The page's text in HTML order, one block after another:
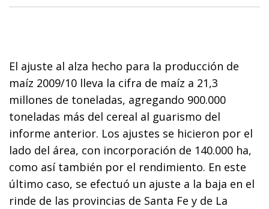
El ajuste al alza hecho para la producción de
maíz 2009/10 lleva la cifra de maíz a 21,3
millones de toneladas, agregando 900.000
toneladas más del cereal al guarismo del
informe anterior. Los ajustes se hicieron por el
lado del área, con incorporación de 140.000 ha,
como así también por el rendimiento. En este
último caso, se efectuó un ajuste a la baja en el
rinde de las provincias de Santa Fe y de La